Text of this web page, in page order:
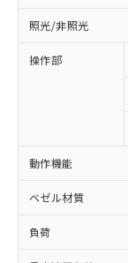
照光/非照光
操作部
動作機能
ベゼル材質
負荷